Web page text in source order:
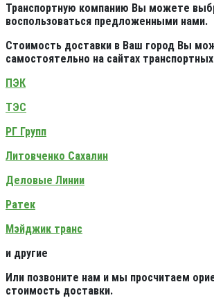
Транспортную компанию Вы можете
воспользоваться предложенными нами.
Стоимость доставки в Ваш город Вы
самостоятельно на сайтах
ПЭК
ТЭС
РГ Групп
Литовченко Сахалин
Деловые Линии
Ратек
Мэйджик транс
и другие
Или позвоните нам и мы просчитаем
стоимость доставки.